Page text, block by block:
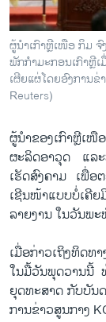
ວີດີໂອ
ສຽງ
ລາຍການກະຈາຍ
ລາຍງານ
ຕິດຕາມພວກເຮົາ ທີ່
ພາສາຕ່າງໆ
ຜູ້​ນຳ​ເກົາ​ຫຼີ​ເໜືອ ກິມ
ພັກ​ກຳ​ມະ​ກອນ​ເກົາ​ຫຼີ​
ເຜີຍ​ແຜ່​ໂດຍ​ອົງ​ການ​ຂ່
Reuters)
ຜູ້​ນຳ​ຂອງ​ເກົາ​ຫຼີ​ເ
ຜະ​ລິດ​ອາ​ວຸດ ແລະ​
ເຮັດ​ສົງ​ຄາມ ເພື່ອ​
ເຊີນ​ໜ້າ​ແບບ​ບໍ່​ເຄີ
ລາຍ​ງານ​ ໃນ​ວັນ​ພ
ເມື່ອ​ກ່າວ​ເຖິງ​ທິດ​ທ
ໃນ​ມື້​ວັນ​ພຸດ​ວານນີ້
ຍຸດ​ທະ​ສາດ ກັບ​ບັນ​
ການ​ຂ່າວ​ສູນ​ກາງ